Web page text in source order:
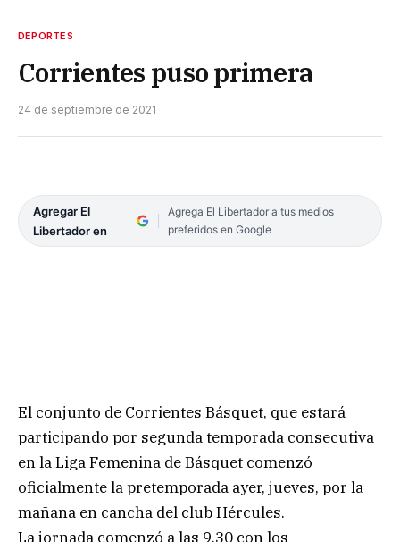
DEPORTES
Corrientes puso primera
24 de septiembre de 2021
Agregar El
Libertador en
Agrega El Libertador a tus medios
preferidos en Google
El conjunto de Corrientes Básquet, que estará
participando por segunda temporada consecutiva
en la Liga Femenina de Básquet comenzó
oficialmente la pretemporada ayer, jueves, por la
mañana en cancha del club Hércules.
La jornada comenzó a las 9.30 con los